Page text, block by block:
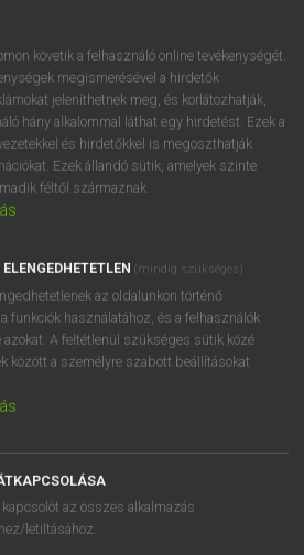
APPLIKÁCIÓ
OFFICE BŐVÍTMÉNY
SZÓTÁRMODUL
NYELVVIZSGA
FELHASZNÁLÓKNAK
TANULÓKNAK
INTÉZMÉNYEKNEK
MEGOLDÁSOK
RÓLUNK
ELÉRHETŐSÉG
BEÁLLÍTÁSOK
követik a felhasználó online tevékenységét.
megismerésével a hirdetők
jeleníthetnek meg, és korlátozhatják,
hány alkalommal láthat egy hirdetést. Ezek a
és hirdetőkkel is megoszthatják
Ezek állandó sütik, amelyek szinte
féltől származnak.
(mindig szükséges)
az oldalunkon történő
funkciók használatához, és a felhasználók
azokat. A feltétlenül szükséges sütik közé
között a személyre szabott beállításokat
az összes alkalmazás
letiltásához.